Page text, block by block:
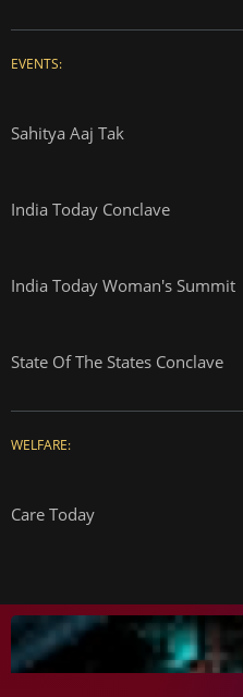
EVENTS:
Sahitya Aaj Tak
India Today Conclave
India Today Woman's Summit
State Of The States Conclave
WELFARE:
Care Today
INDIA TODAY DAILYO